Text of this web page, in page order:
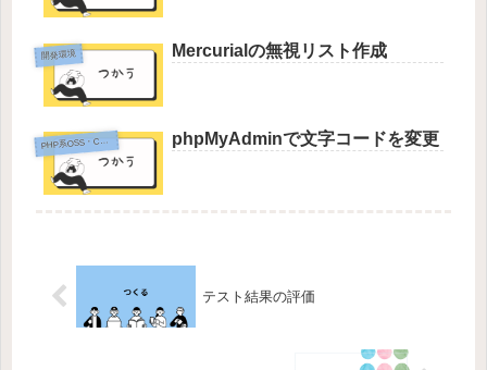
開発環境 Mercurialの無視リスト作成
P
HP系OSS・CMS phpMyAdminで文字コードを変更
テスト結果の評価